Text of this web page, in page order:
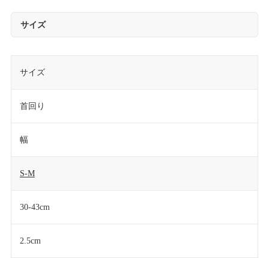
サイズ
サイズ
首回り
幅
S-M
30-43cm
2.5cm